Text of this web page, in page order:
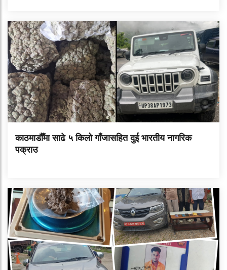
काठमाडौँमा साढे ५ किलो गाँजासहित दुई भारतीय नागरिक
पक्राउ